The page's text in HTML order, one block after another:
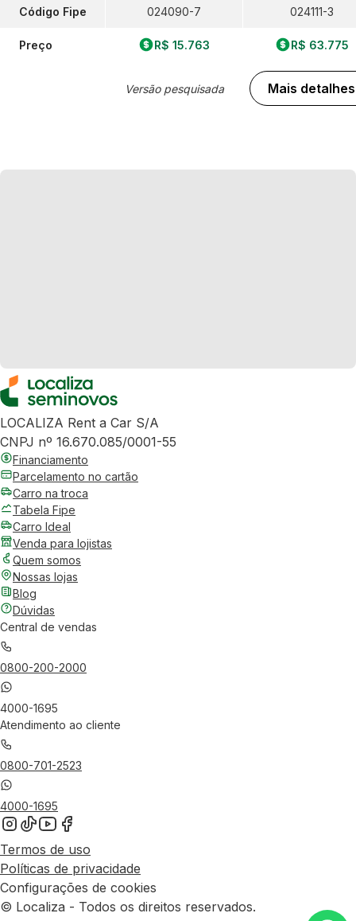
Código Fipe
Preço
024090-7
R$ 15.763
Versão pesquisada
024111-3
R$ 63.775
Mais detalhes
LOCALIZA Rent a Car S/A
CNPJ nº 16.670.085/0001-55
Financiamento
Parcelamento no cartão
Carro na troca
Tabela Fipe
Carro Ideal
Venda para lojistas
Quem somos
Nossas lojas
Blog
Dúvidas
Central de vendas
0800-200-2000
4000-1695
Atendimento ao cliente
0800-701-2523
4000-1695
Termos de uso
Políticas de privacidade
Configurações de cookies
© Localiza - Todos os direitos reservados.